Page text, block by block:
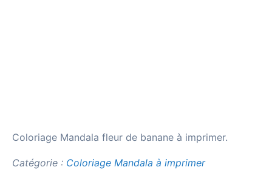
Coloriage Mandala fleur de banane à imprimer.
Catégorie : Coloriage Mandala à imprimer